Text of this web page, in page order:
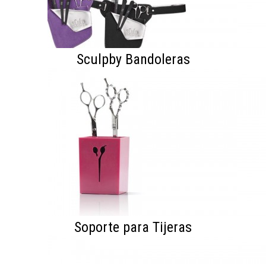
Sculpby Bandoleras
Soporte para Tijeras